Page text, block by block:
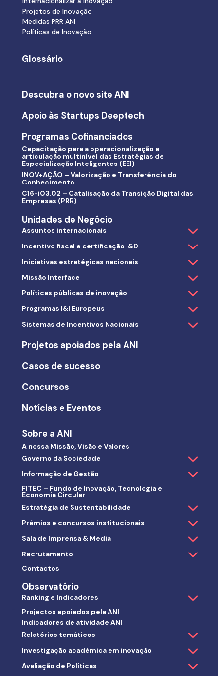
Projetos de Inovação
Medidas PRR ANI
Políticas de Inovação
Glossário
Descubra o novo site ANI
Apoio às Startups Deeptech
Programas Cofinanciados
Capacitação para a operacionalização e
articulação multinível das Estratégias de
Especialização Inteligentes (EEI)
INOV+AÇÃO – Valorização e Transferência do
Conhecimento
C16-i03.02 – Catalisação da Transição Digital das
Empresas (PRR)
Unidades de Negócio
Assuntos internacionais
Incentivo fiscal e certificação I&D
Iniciativas estratégicas nacionais
Missão Interface
Políticas públicas de inovação
Programas I&I Europeus
Sistemas de Incentivos Nacionais
Projetos apoiados pela ANI
Casos de sucesso
Concursos
Notícias e Eventos
Sobre a ANI
A nossa Missão, Visão e Valores
Governo da Sociedade
Informação de Gestão
FITEC – Fundo de Inovação, Tecnologia e
Economia Circular
Estratégia de Sustentabilidade
Prémios e concursos institucionais
Sala de Imprensa & Media
Recrutamento
Contactos
Observatório
Ranking e Indicadores
Projectos apoiados pela ANI
Indicadores de atividade ANI
Relatórios temáticos
Investigação académica em inovação
Avaliação de Políticas